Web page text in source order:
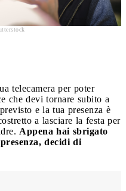
telecamera per poter
che devi tornare subito a
e la tua presenza è
a lasciare la festa per
Appena hai sbrigato
decidi di